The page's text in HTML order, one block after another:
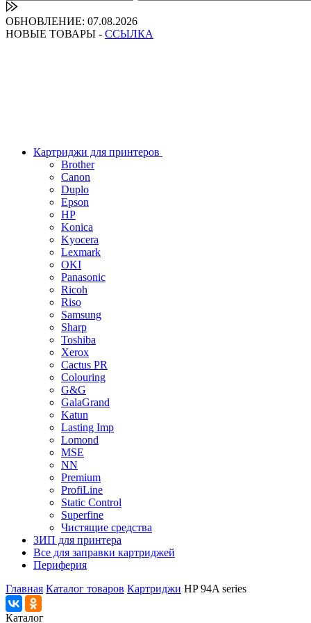
ОБНОВЛЕНИЕ: 07.08.2026
НОВЫЕ ТОВАРЫ - ССЫЛКА
Картриджи для принтеров
Brother
Canon
Duplo
Epson
HP
Konica
Kyocera
Lexmark
OKI
Panasonic
Ricoh
Riso
Samsung
Sharp
Toshiba
Xerox
Cactus PR
Colouring
G&G
GalaGrand
Katun
Lasting Imp
Lomond
MSE
NN
Premium
ProfiLine
Static Control
Superfine
Чистящие средства
ЗИП для принтера
Все для заправки картриджей
Периферия
Главная Каталог товаров Картриджи HP 94A series
Каталог